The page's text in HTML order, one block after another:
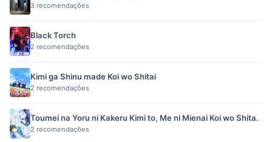
3 recomendações
Black Torch
2 recomendações
Kimi ga Shinu made Koi wo Shitai
2 recomendações
Toumei na Yoru ni Kakeru Kimi to, Me ni Mienai Koi wo Shita.
2 recomendações